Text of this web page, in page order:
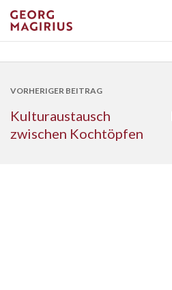
VORHERIGER BEITRAG
Kulturaustausch
zwischen Kochtöpfen